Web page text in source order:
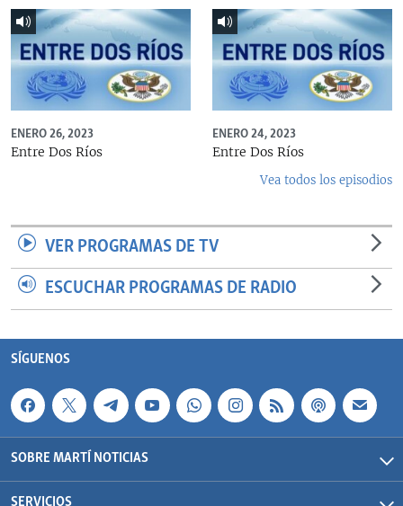
ENERO 26, 2023
Entre Dos Ríos
ENERO 24, 2023
Entre Dos Ríos
Vea todos los episodios
VER PROGRAMAS DE TV
ESCUCHAR PROGRAMAS DE RADIO
SÍGUENOS
SOBRE MARTÍ NOTICIAS
SERVICIOS